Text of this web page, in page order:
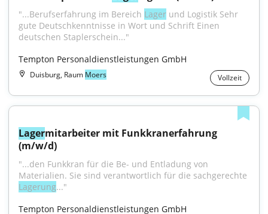
"...Berufserfahrung im Bereich Lager und Logistik Sehr
gute Deutschkenntnisse in Wort und Schrift Einen
deutschen Staplerschein..."
Tempton Personaldienstleistungen GmbH
Duisburg, Raum Moers Vollzeit
Lagermitarbeiter mit Funkkranerfahrung
(m/w/d)
"...den Funkkran für die Be- und Entladung von
Lagerung..."
Tempton Personaldienstleistungen GmbH